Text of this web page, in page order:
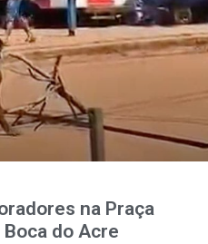
na Praça
do Acre